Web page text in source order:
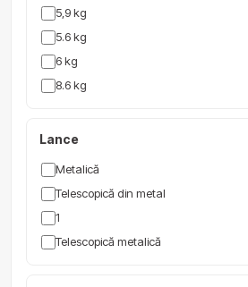
5,9 kg
5.6 kg
6 kg
8.6 kg
Lance
Metalică
Telescopică din metal
1
Telescopică metalică